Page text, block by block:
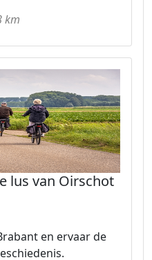
km
lus van Oirschot
en ervaar de